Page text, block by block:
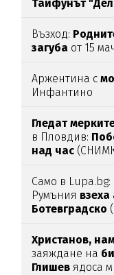
Тайфунът
Възход:
загуба от 15
Аржентина с
Инфантино
Гледат
в Пловдив:
над час
Само в Lupa.bg:
Румъния
Ботевградско
Христанов,
заяждане на
Глишев ядоса